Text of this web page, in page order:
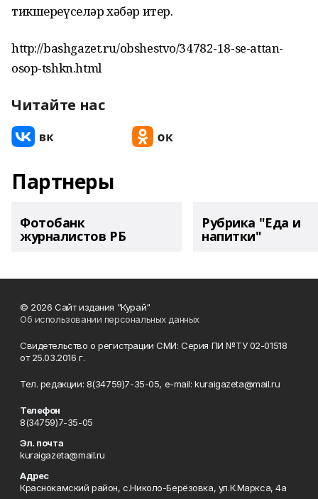
тикшереүселәр хәбәр итер.
http://bashgazet.ru/obshestvo/34782-18-se-attan-
osop-tshkn.html
Читайте нас
Партнеры
Фотобанк
журналистов РБ
Рубрика "Еда и
напитки"
© 2026 Сайт издания "Курай"
Об использовании персональных данных
Свидетельство о регистрации СМИ: Серия ПИ №ТУ 02-01518
от 25.03.2016 г.
Тел. редакции: 8(34759)7-35-05, e-mail: kuraigazeta@mail.ru
Телефон
8(34759)7-35-05
Эл. почта
kuraigazeta@mail.ru
Адрес
Краснокамский район, с.Николо-Берёзовка, ул.К.Маркса, 4а